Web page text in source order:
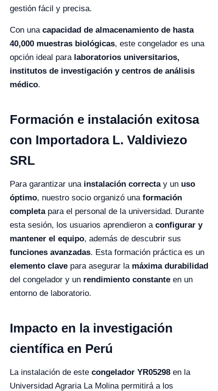
gestión fácil y precisa.
Con una capacidad de almacenamiento de hasta
40,000 muestras biológicas, este congelador es una
opción ideal para laboratorios universitarios,
institutos de investigación y centros de análisis
médico.
Formación e instalación exitosa
con Importadora L. Valdiviezo
SRL
Para garantizar una instalación correctay un uso
óptimo, nuestro socio organizó una formación
completapara el personal de la universidad. Durante
esta sesión, los usuarios aprendieron a configurar y
mantener el equipo, además de descubrir sus
funciones avanzadas. Esta formación práctica es un
elemento clave para asegurar la máxima durabilidad
del congelador y un rendimiento constante en un
entorno de laboratorio.
Impacto en la investigación
científica en Perú
La instalación de este congelador YR05298 en la
Universidad Agraria La Molina permitirá a los